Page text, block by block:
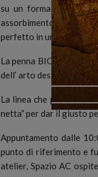
su un formato che
assorbimento
perfetto in un’opera sul
La penna BIC è il suo
dell’ arto destro a
La linea che parte dalla
netta” per dar il giusto
Appuntamento dalle
punto di riferimento e
atelier, Spazio AC